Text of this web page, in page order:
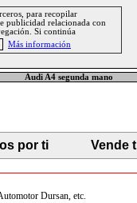
para recopilar
publicidad relacionada con
Si continúa
Más información
Audi A4 segunda mano
por ti Vende
Dursan, etc.